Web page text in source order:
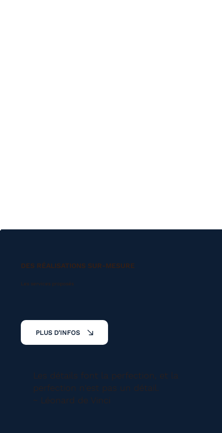
DES RÉALISATIONS SUR-MESURE
Les services proposés
Les détails font la perfection, et la
perfection n'est pas un détail.
~ Léonard de Vinci
PLUS D'INFOS